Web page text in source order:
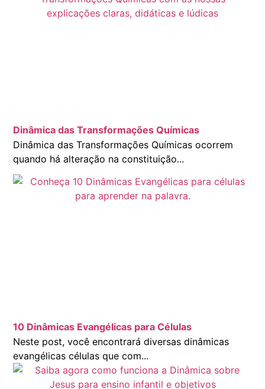
Dinâmica das Transformações Químicas
Dinâmica das Transformações Químicas ocorrem
quando há alteração na constituição...
10 Dinâmicas Evangélicas para Células
Neste post, você encontrará diversas dinâmicas
evangélicas células que com...